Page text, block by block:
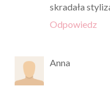
skradała
Odpowiedz
Anna